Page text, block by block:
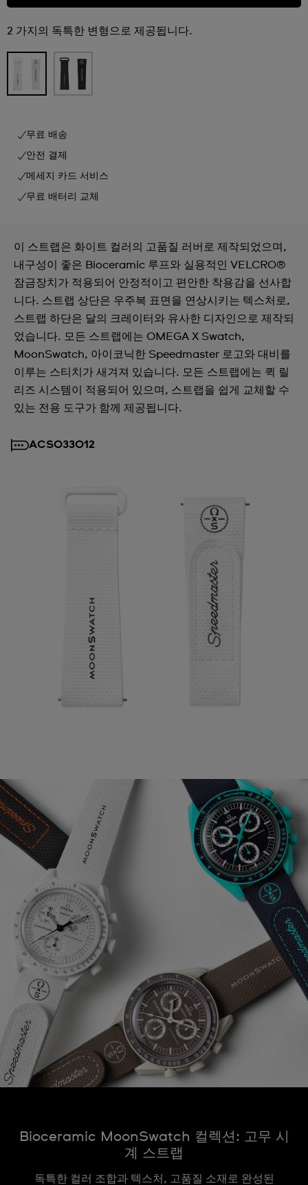
2 가지의 독특한 변형으로 제공됩니다.
무료 배송
안전 결제
메세지 카드 서비스
무료 배터리 교체
이 스트랩은 화이트 컬러의 고품질 러버로 제작되었으며,
내구성이 좋은 Bioceramic 루프와 실용적인 VELCRO®
잠금장치가 적용되어 안정적이고 편안한 착용감을 선사합
니다. 스트랩 상단은 우주복 표면을 연상시키는 텍스처로,
스트랩 하단은 달의 크레이터와 유사한 디자인으로 제작되
었습니다. 모든 스트랩에는 OMEGA X Swatch,
MoonSwatch, 아이코닉한 Speedmaster 로고와 대비를
이루는 스티치가 새겨져 있습니다. 모든 스트랩에는 퀵 릴
리즈 시스템이 적용되어 있으며, 스트랩을 쉽게 교체할 수
있는 전용 도구가 함께 제공됩니다.
ACSO33012
Bioceramic MoonSwatch 컬렉션: 고무 시
계 스트랩
독특한 컬러 조합과 텍스처, 고품질 소재로 완성된